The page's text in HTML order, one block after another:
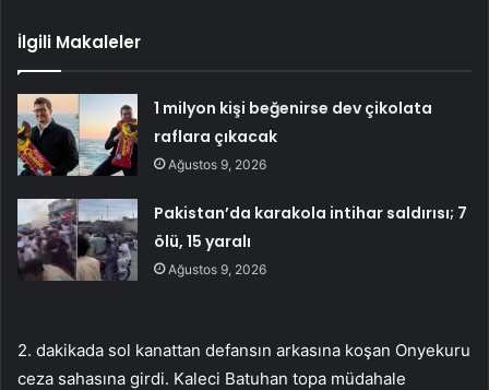
İlgili Makaleler
1 milyon kişi beğenirse dev çikolata
raflara çıkacak
Ağustos 9, 2026
Pakistan’da karakola intihar saldırısı; 7
ölü, 15 yaralı
Ağustos 9, 2026
2. dakikada sol kanattan defansın arkasına koşan Onyekuru
ceza sahasına girdi. Kaleci Batuhan topa müdahale